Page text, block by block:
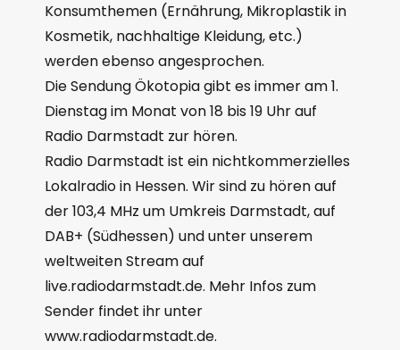
Konsumthemen (Ernährung, Mikroplastik in
Kosmetik, nachhaltige Kleidung, etc.)
werden ebenso angesprochen.
Die Sendung Ökotopia gibt es immer am 1.
Dienstag im Monat von 18 bis 19 Uhr auf
Radio Darmstadt zur hören.
Radio Darmstadt ist ein nichtkommerzielles
Lokalradio in Hessen. Wir sind zu hören auf
der 103,4 MHz um Umkreis Darmstadt, auf
DAB+ (Südhessen) und unter unserem
weltweiten Stream auf
live.radiodarmstadt.de. Mehr Infos zum
Sender findet ihr unter
www.radiodarmstadt.de.